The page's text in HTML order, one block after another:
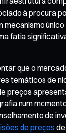
à procura
mecanismo
fatia
que o
temáticos de
preços
num
de
de preços